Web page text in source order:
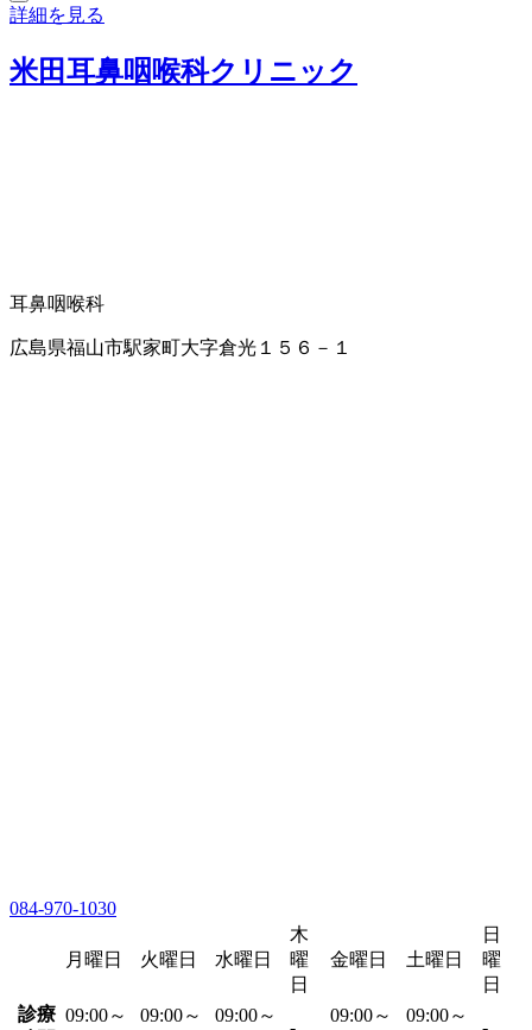
詳細を見る
米田耳鼻咽喉科クリニック
耳鼻咽喉科
広島県福山市駅家町大字倉光１５６－１
084-970-1030
月曜日 火曜日 水曜日
木
曜
日
金曜日 土曜日
日
曜
日
診療 09:00～
09:00～
09:00～
09:00～
09:00～